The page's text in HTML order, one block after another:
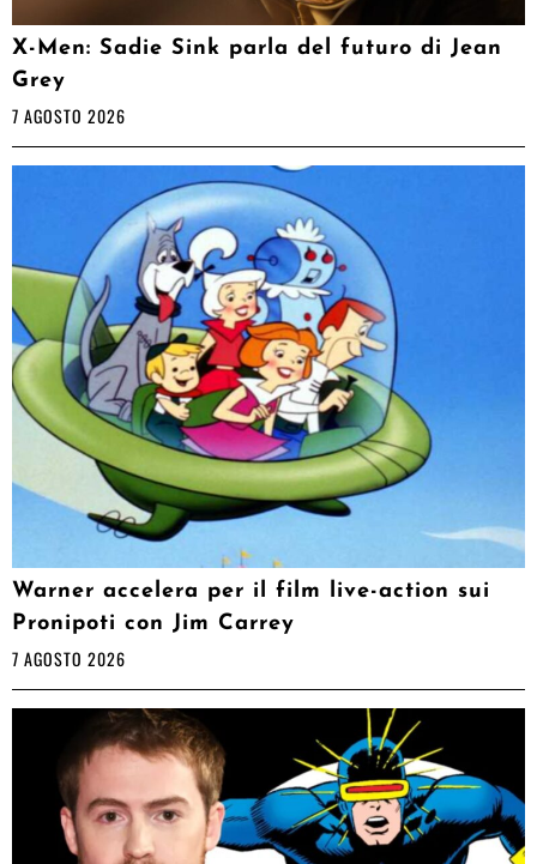
X-Men: Sadie Sink parla del futuro di Jean
Grey
7 AGOSTO 2026
Warner accelera per il film live-action sui
Pronipoti con Jim Carrey
7 AGOSTO 2026